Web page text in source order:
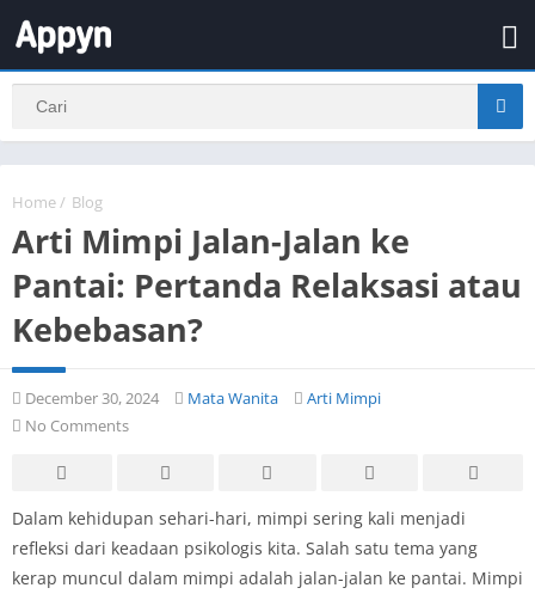
Home / Blog
Arti Mimpi Jalan-Jalan ke
Pantai: Pertanda Relaksasi atau
Kebebasan?
December 30, 2024 Mata Wanita
Arti Mimpi
No Comments
Dalam kehidupan sehari-hari, mimpi sering kali menjadi
refleksi dari keadaan psikologis kita. Salah satu tema yang
kerap muncul dalam mimpi adalah jalan-jalan ke pantai. Mimpi